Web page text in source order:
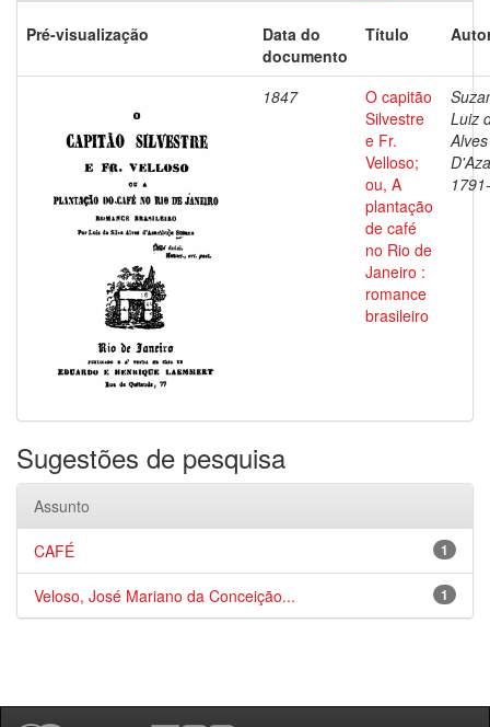
Pré-visualização
Data do
documento
Título
1847
O capitão
Silvestre
e Fr.
Velloso;
ou, A
plantação
de café
no Rio de
Janeiro :
romance
brasileiro
Luiz
Alves
Sugestões de pesquisa
Assunto
1
CAFÉ
1
Veloso, José Mariano da Conceição...